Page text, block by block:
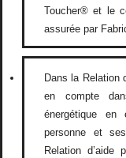
Toucher® et le
assurée par
Dans la Relation
en compte
énergétique en
personne et
Relation d’aide